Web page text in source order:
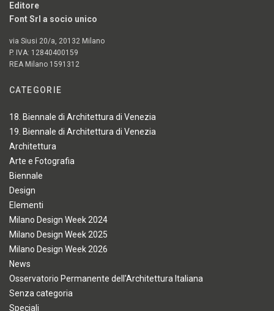
Editore
Font Srl a socio unico
via Siusi 20/a, 20132 Milano
P. IVA: 12840400159
REA Milano 1591312
CATEGORIE
18. Biennale di Architettura di Venezia
19. Biennale di Architettura di Venezia
Architettura
Arte e Fotografia
Biennale
Design
Elementi
Milano Design Week 2024
Milano Design Week 2025
Milano Design Week 2026
News
Osservatorio Permanente dell'Architettura Italiana
Senza categoria
Speciali